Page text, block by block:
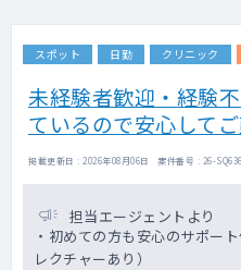
スポット 日勤 クリニック
未経験者歓迎・経験
ているので安心して
掲載更新日 : 2026年08月06日 案件番号 : 26-
担当エージェントより
・初めての方も安心のサポー
レクチャーあり）